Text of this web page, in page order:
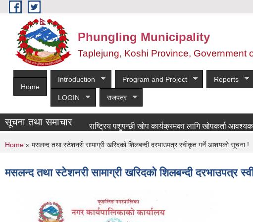
Skip to main content
Phungling Municipality
Taplejung, Koshi Province, Government
Home
Introduction Program and Project Reports
LOGIN राजपत्र
सूचना तथा समाचारराष्ट्रिय पशुपन्छी खोप कार्यक्रमका लागि खोपकर्ता आवश्यकता
You are here
Home » मसलन्द तथा स्टेशनरी सामाग्री खरिदको शिलबन्दी दरभाउपत्र स्वीकृत गर्ने आशयको सूचना !
मसलन्द तथा स्टेशनरी सामाग्री खरिदको शिलबन्दी दरभाउपत्र